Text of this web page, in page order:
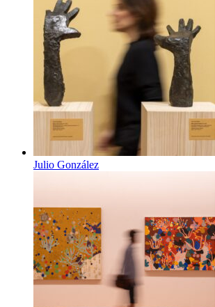
Julio González